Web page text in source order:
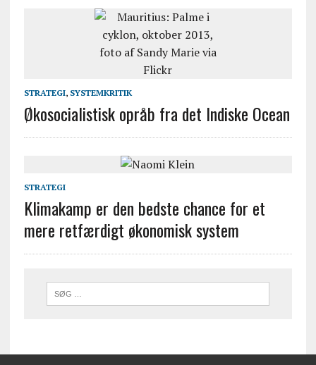
STRATEGI, SYSTEMKRITIK
Økosocialistisk opråb fra det Indiske Ocean
STRATEGI
Klimakamp er den bedste chance for et
mere retfærdigt økonomisk system